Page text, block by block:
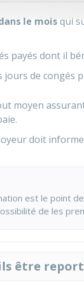
le moisqui
payés dont il
jours de congés
moyen
doit
est le point
de les
être